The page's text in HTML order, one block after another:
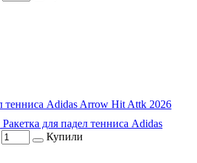
тенниса Adidas Arrow Hit Attk 2026
для падел тенниса Adidas
Купили